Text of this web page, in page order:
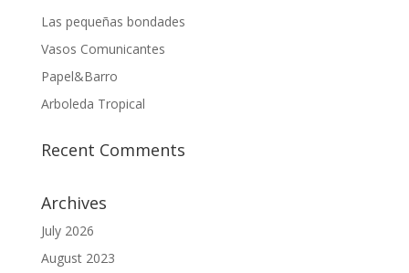
Las pequeñas bondades
Vasos Comunicantes
Papel&Barro
Arboleda Tropical
Recent Comments
Archives
July 2026
August 2023